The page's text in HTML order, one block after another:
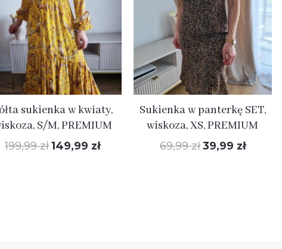
sukienka w kwiaty,
S/M, PREMIUM
199,99zł149,99 zł
Sukienka w panterkę SET,
wiskoza, XS, PREMIUM
69,99zł39,99 zł